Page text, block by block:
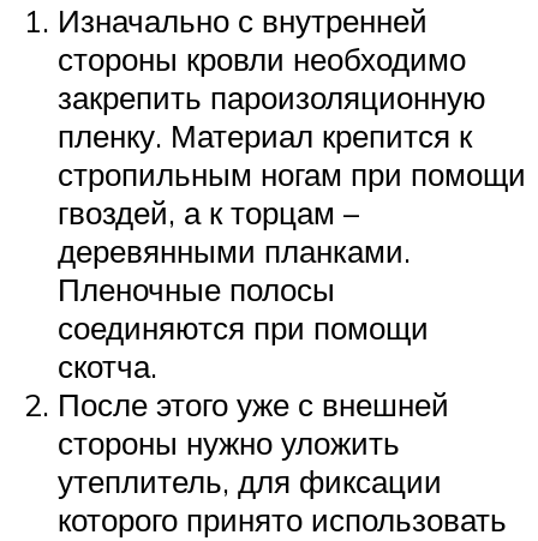
Изначально с внутренней
стороны кровли необходимо
закрепить пароизоляционную
пленку. Материал крепится к
стропильным ногам при помощи
гвоздей, а к торцам –
деревянными планками.
Пленочные полосы
соединяются при помощи
скотча.
После этого уже с внешней
стороны нужно уложить
утеплитель, для фиксации
которого принято использовать